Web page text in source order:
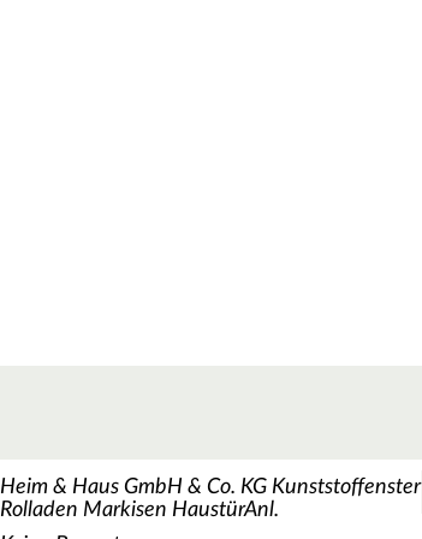
Heim & Haus GmbH & Co. KG Kunststoffenster
Rolladen Markisen HaustürAnl.